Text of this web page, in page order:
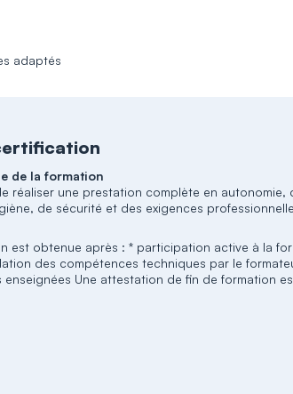
adaptés
de la formation
réaliser une prestation complète en
de sécurité et des exigences
est obtenue après : * participation active à la
des compétences techniques par le
Une attestation de fin de formation